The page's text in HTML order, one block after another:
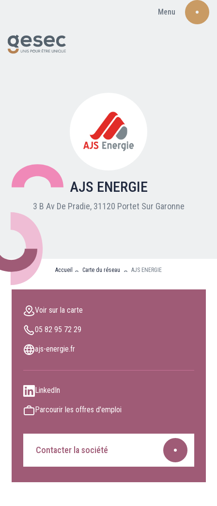
Menu
Nos adhérents
Carte du réseau
Nos partenaires
Clients professionnels
AJS ENERGIE
3 B Av De Pradie, 31120 Portet Sur Garonne
Accueil Carte du réseau AJS ENERGIE
Voir sur la carte
05 82 95 72 29
ajs-energie.fr
LinkedIn
Parcourir les offres d'emploi
Contacter la société